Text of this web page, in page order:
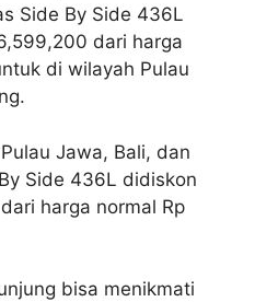
Side By Side 436L
dari harga
di wilayah Pulau
Jawa, Bali, dan
Side 436L didiskon
harga normal Rp
bisa menikmati